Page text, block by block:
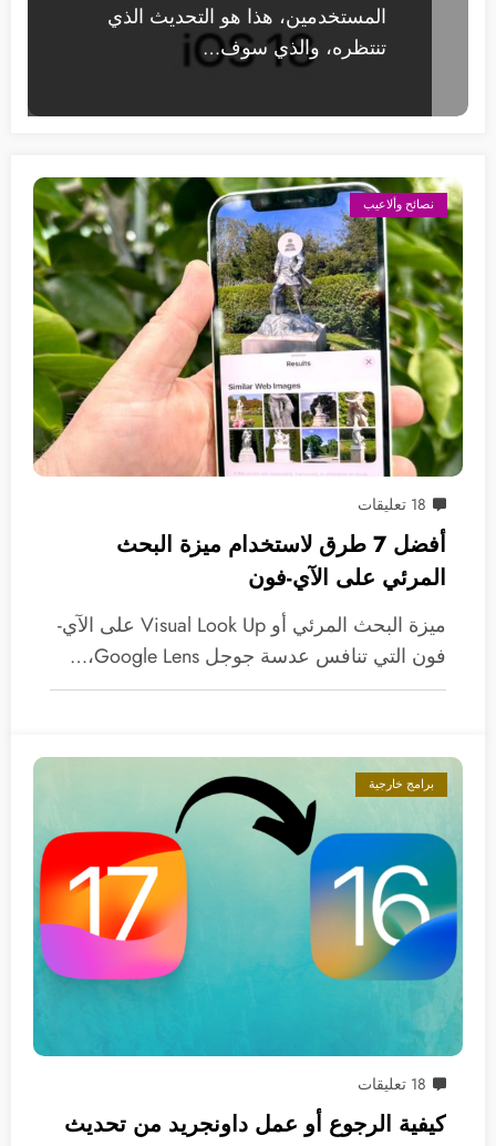
المستخدمين، هذا هو التحديث الذي
تنتظره، والذي سوف…
نصائح وألاعيب
18 تعليقات
أفضل 7 طرق لاستخدام ميزة البحث
المرئي على الآي-فون
ميزة البحث المرئي أو Visual Look Up على الآي-
فون التي تنافس عدسة جوجل Google Lens،…
برامج خارجية
18 تعليقات
كيفية الرجوع أو عمل داونجريد من تحديث